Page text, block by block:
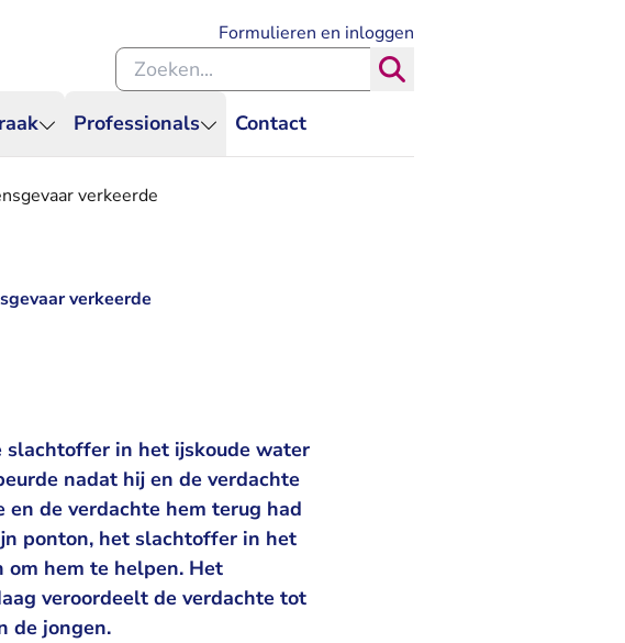
Professionals Contact
Formulieren en inloggen
Zoeken binnen de Rechtspraak
verkeerde
verkeerde
in het ijskoude water
nadat hij en de verdachte
de verdachte hem terug had
ponton, het slachtoffer in het
om hem te helpen. Het
veroordeelt de verdachte tot
de jongen.